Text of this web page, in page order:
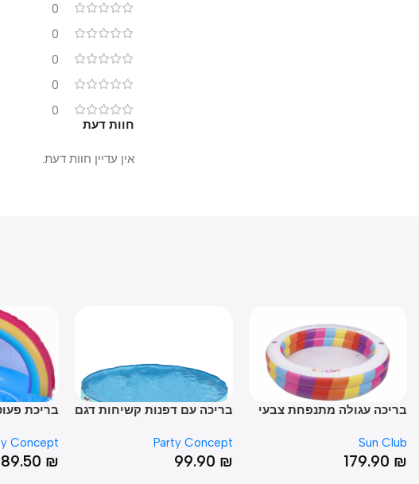
0
0
0
0
0
חוות דעת
אין עדיין חוות דעת.
עגולה מתנפחת צבעי
Sun
179.90
בריכה עם דפנות קשיחות דגם
Party Concept
99.90
Party Concept
89.50